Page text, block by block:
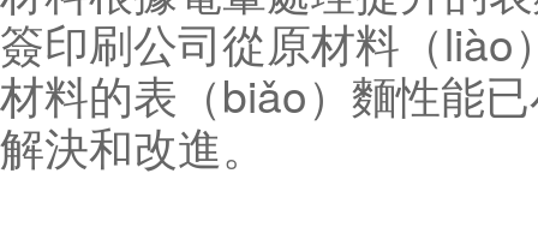
簽印刷公司從原材料（
材料的表（biǎo）麵性能
解決和改進。